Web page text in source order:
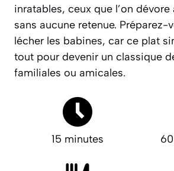
inratables, ceux que l’on
sans aucune retenue. Préparez-
lécher les babines, car ce plat
tout pour devenir un classique
familiales ou amicales.
15 minutes